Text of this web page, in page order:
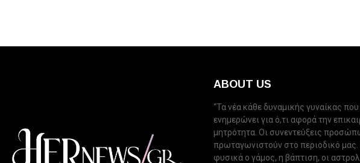
ABOUT US
“Τα νέα κάθε δυναμικής γυναίκας
ενημερώνει για ό,τι αφορά την
μητρότητα. Οι συνεντεύξεις
πρωταγωνιστούν στο περιοδικό μας.
φυσικά ο γάμος, η βάπτιση, οι